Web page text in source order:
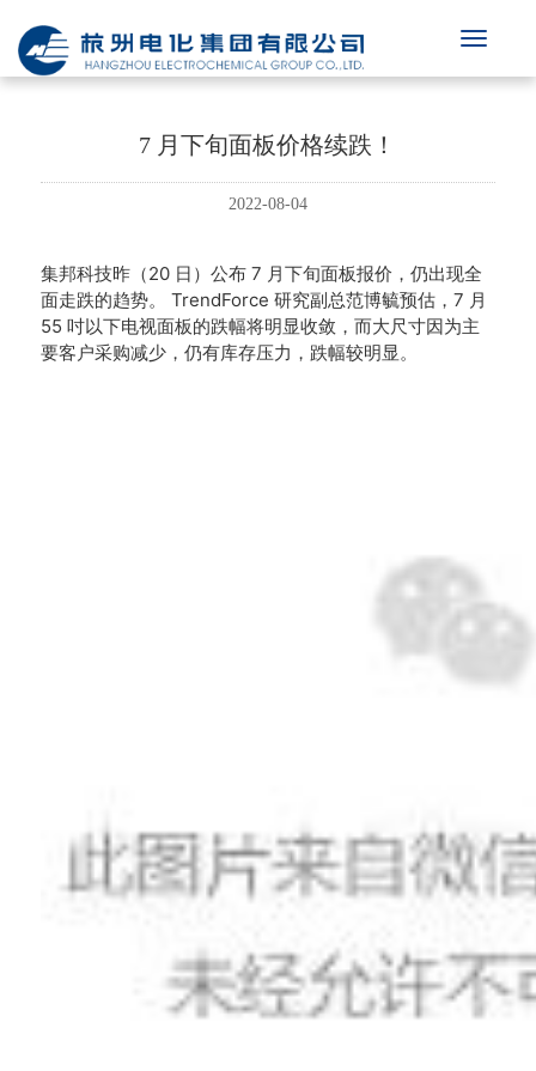
7 月下旬面板价格续跌！
2022-08-04
集邦科技昨（20 日）公布 7 月下旬面板报价，仍出现全
面走跌的趋势。
TrendForce 研究副总范博毓预估，7 月
55 吋以下电视面板的跌幅将明显收敛，而大尺寸因为主
要客户采购减少，仍有库存压力，跌幅较明显。